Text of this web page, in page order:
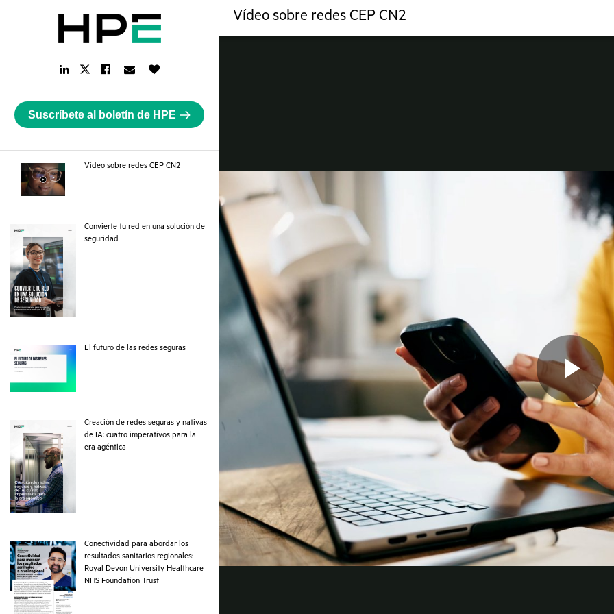
Vídeo sobre redes CEP CN2
LinkedIn
Link
Twitter
Facebook
Link
Email
Link
Suscríbete al boletín de HPE
Vídeo sobre redes CEP CN2
Convierte tu red en una solución de
seguridad
El futuro de las redes seguraspdf
Creación de redes seguras y nativas
de IA: cuatro imperativos para la
era agéntica
Conectividad para abordar los
resultados sanitarios regionales:
Royal Devon University Healthcare
NHS Foundation Trustpdf